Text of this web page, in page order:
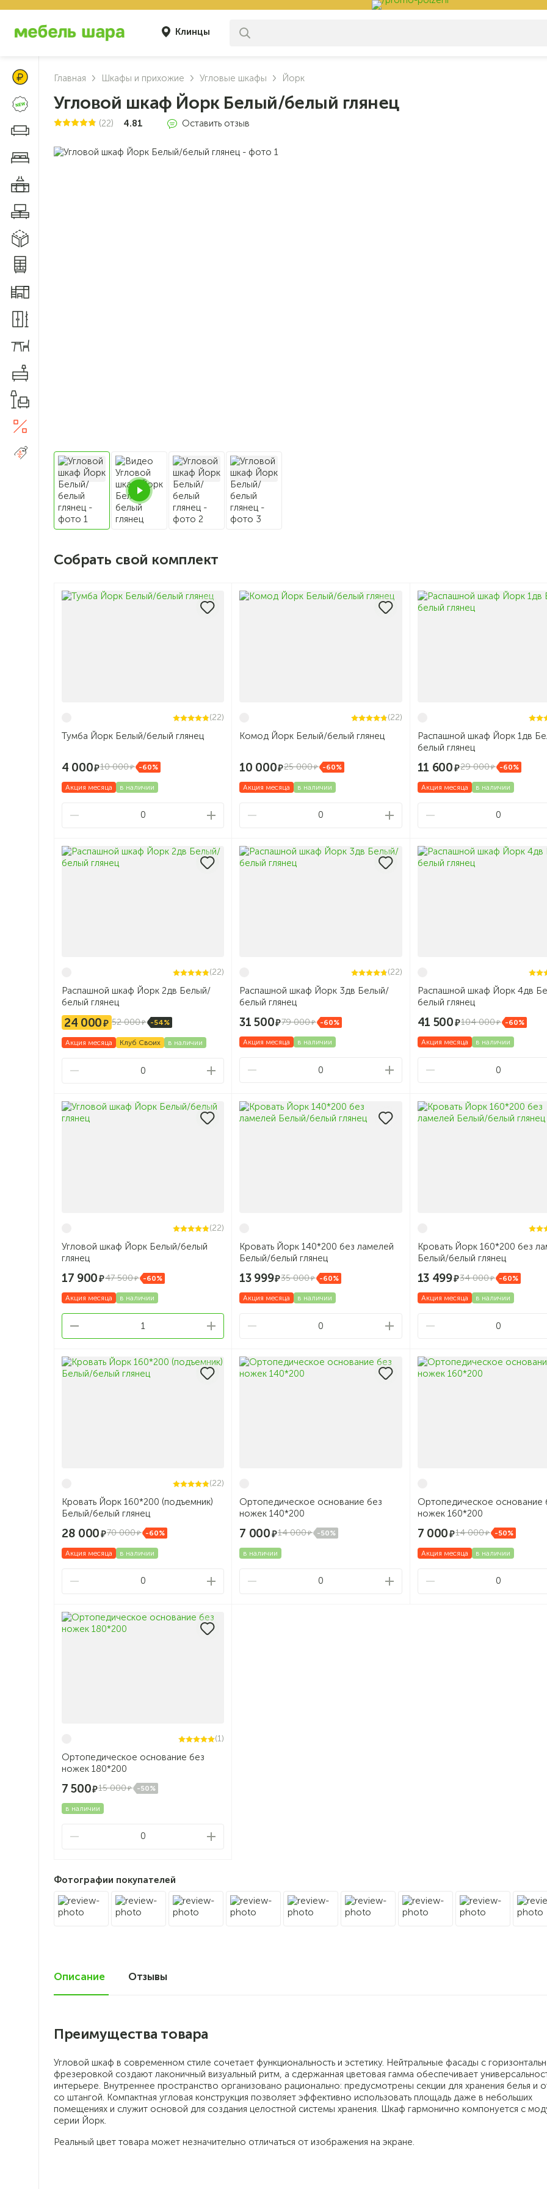
Клинцы
Цены Клуба Своих
Новинки
Диваны и кресла
Мебель для спальни
Распродажа
Главная Шкафы и прихожие Угловые шкафы Йорк
Угловой шкаф Йорк Белый/белый глянец
(22) 4.81 Оставить отзыв
Собрать свой комплект
(22)
Тумба Йорк Белый/белый глянец
4 000 10 000 -60%
Акция месяца в наличии
0
(22)
Комод Йорк Белый/белый глянец
10 000 25 000 -60%
Акция месяца в наличии
0
Распашной шкаф Йорк 1дв
белый глянец
11 600 29 000 -60%
Акция месяца в наличии
0
(22)
Распашной шкаф Йорк 2дв Белый/
белый глянец
24 000 52 000 -54%
Акция месяца Клуб Своих в наличии
0
(22)
Распашной шкаф Йорк 3дв Белый/
белый глянец
31 500 79 000 -60%
Акция месяца в наличии
0
Распашной шкаф Йорк 4дв
белый глянец
41 500 104 000 -60%
Акция месяца в наличии
0
(22)
Угловой шкаф Йорк Белый/белый
глянец
17 900 47 500 -60%
Акция месяца в наличии
1
Кровать Йорк 140*200 без ламелей
Белый/белый глянец
13 999 35 000 -60%
Акция месяца в наличии
0
Кровать Йорк 160*200 без
Белый/белый глянец
13 499 34 000 -60%
Акция месяца в наличии
0
(22)
Кровать Йорк 160*200 (подъемник)
Белый/белый глянец
28 000 70 000 -60%
Акция месяца в наличии
0
Ортопедическое основание без
ножек 140*200
7 000 14 000 -50%
в наличии
0
Ортопедическое основание
ножек 160*200
7 000 14 000 -50%
Акция месяца в наличии
0
(1)
Ортопедическое основание без
ножек 180*200
7 500 15 000 -50%
в наличии
0
Фотографии покупателей
Описание Отзывы
Преимущества товара
Угловой шкаф в современном стиле сочетает функциональность и эстетику. Нейтральные фасады с
фрезеровкой создают лаконичный визуальный ритм, а сдержанная цветовая гамма обеспечивает
интерьере. Внутреннее пространство организовано рационально: предусмотрены секции для хранения белья и
со штангой. Компактная угловая конструкция позволяет эффективно использовать площадь даже в небольших
помещениях и служит основой для создания целостной системы хранения. Шкаф гармонично компонуется с
серии Йорк.
Реальный цвет товара может незначительно отличаться от изображения на экране.